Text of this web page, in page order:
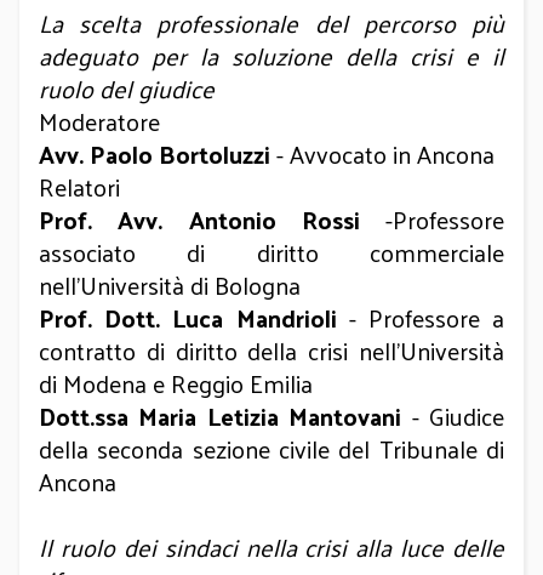
La scelta professionale del percorso più
adeguato per la soluzione della crisi e il
ruolo del giudice
Moderatore
Avv. Paolo Bortoluzzi-Avvocato in Ancona
Relatori
Prof. Avv. Antonio Rossi -Professore
associato di diritto commerciale
nell'Università di Bologna
Prof. Dott. Luca Mandrioli - Professore a
contratto di diritto della crisi nell’Università
di Modena e Reggio Emilia
Dott.ssa Maria Letizia Mantovani - Giudice
della seconda sezione civile del Tribunale di
Ancona
Il ruolo dei sindaci nella crisi alla luce delle